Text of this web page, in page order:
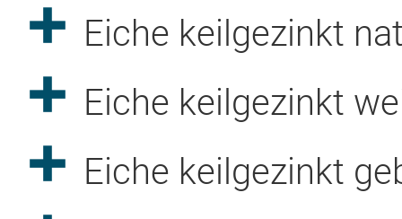
Eiche keilgezinkt
Eiche keilgezinkt
Eiche keilgezinkt